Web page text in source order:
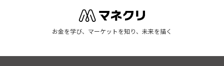
お金を学び、マーケットを知り、未来を描く